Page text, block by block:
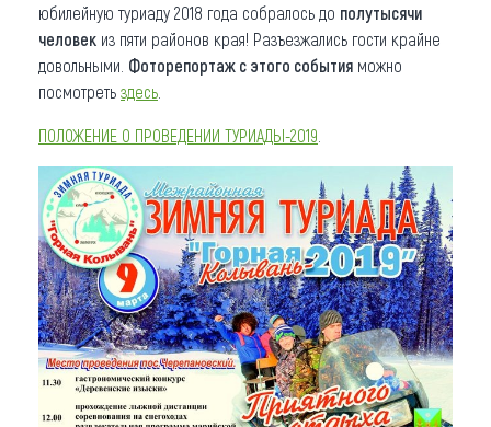
юбилейную туриаду 2018 года собралось до полутысячи
человек из пяти районов края! Разъезжались гости крайне
довольными. Фоторепортаж с этого события можно
посмотреть здесь
ПОЛОЖЕНИЕ О ПРОВЕДЕНИИ ТУРИАДЫ-2019